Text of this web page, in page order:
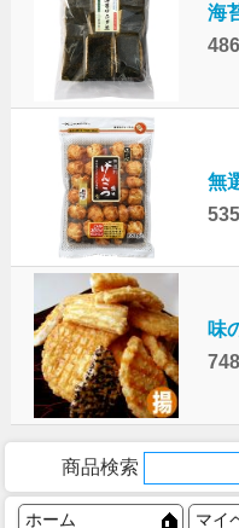
海
無
味
商品検索
ホーム マイ